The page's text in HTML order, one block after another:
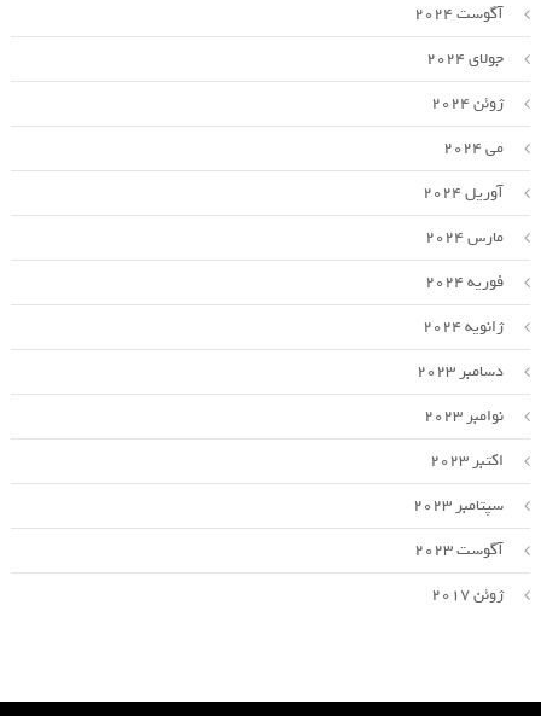
آگوست 2024
جولای 2024
ژوئن 2024
می 2024
آوریل 2024
مارس 2024
فوریه 2024
ژانویه 2024
دسامبر 2023
نوامبر 2023
اکتبر 2023
سپتامبر 2023
آگوست 2023
ژوئن 2017